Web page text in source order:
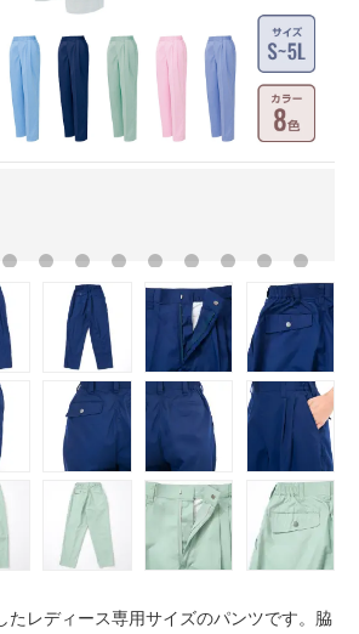
たレディース専用サイズのパンツです。脇